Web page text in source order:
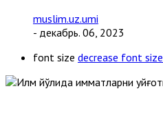
muslim.uz.umi
- декабрь. 06, 2023
font size decrease font size